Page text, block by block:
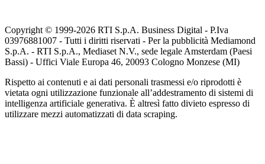
Copyright © 1999-2026 RTI S.p.A. Business Digital - P.Iva
03976881007 - Tutti i diritti riservati - Per la pubblicità Mediamond
S.p.A. - RTI S.p.A., Mediaset N.V., sede legale Amsterdam (Paesi
Bassi) - Uffici Viale Europa 46, 20093 Cologno Monzese (MI)
Rispetto ai contenuti e ai dati personali trasmessi e/o riprodotti è
vietata ogni utilizzazione funzionale all’addestramento di sistemi di
intelligenza artificiale generativa. È altresì fatto divieto espresso di
utilizzare mezzi automatizzati di data scraping.